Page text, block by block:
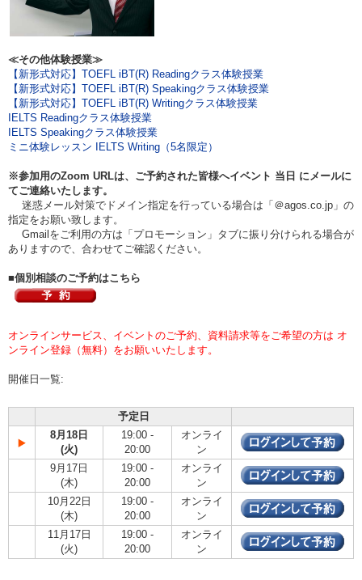
≪その他体験授業≫
【新形式対応】TOEFL iBT(R) Readingクラス体験授業
【新形式対応】TOEFL iBT(R) Speakingクラス体験授業
【新形式対応】TOEFL iBT(R) Writingクラス体験授業
IELTS Readingクラス体験授業
IELTS Speakingクラス体験授業
ミニ体験レッスン IELTS Writing（5名限定）
※参加用のZoom URLは、ご予約された皆様へイベント 当日 にメールに
てご連絡いたします。
迷惑メール対策でドメイン指定を行っている場合は「＠agos.co.jp」の
指定をお願い致します。
Gmailをご利用の方は「プロモーション」タブに振り分けられる場合が
ありますので、合わせてご確認ください。
■個別相談のご予約はこちら
オンラインサービス、イベントのご予約、資料請求等をご希望の方は オ
ンライン登録（無料）をお願いいたします。
開催日一覧:
予定日
8月18日
(火)
19:00 -
20:00
オンライ
ン
9月17日
(木)
19:00 -
20:00
オンライ
ン
10月22日
(木)
19:00 -
20:00
オンライ
ン
11月17日
(火)
19:00 -
20:00
オンライ
ン